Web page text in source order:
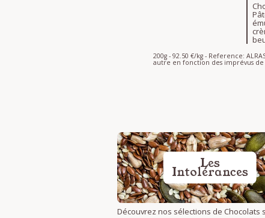
200g - 92.50 €/kg - Reference:
autre en fonction des imprévus de
Les
Intolérances
Découvrez nos sélections de Chocolats